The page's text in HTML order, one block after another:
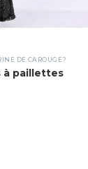
DE CAROUGE?
à paillettes